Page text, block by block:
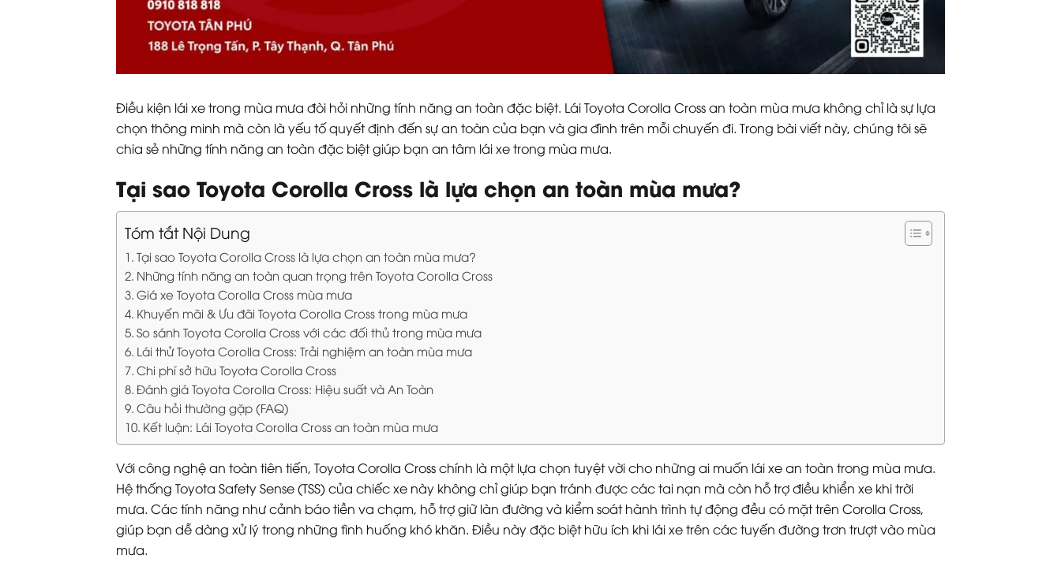
Điều kiện lái xe trong mùa mưa đòi hỏi những tính năng an toàn đặc biệt. Lái Toyota Corolla Cross an toàn mùa mưa không chỉ là sự lựa
chọn thông minh mà còn là yếu tố quyết định đến sự an toàn của bạn và gia đình trên mỗi chuyến đi. Trong bài viết này, chúng tôi sẽ
chia sẻ những tính năng an toàn đặc biệt giúp bạn an tâm lái xe trong mùa mưa.
Tại sao Toyota Corolla Cross là lựa chọn an toàn mùa mưa?
Tóm tắt Nội Dung
Tại sao Toyota Corolla Cross là lựa chọn an toàn mùa mưa?
Những tính năng an toàn quan trọng trên Toyota Corolla Cross
Giá xe Toyota Corolla Cross mùa mưa
Khuyến mãi & Ưu đãi Toyota Corolla Cross trong mùa mưa
So sánh Toyota Corolla Cross với các đối thủ trong mùa mưa
Lái thử Toyota Corolla Cross: Trải nghiệm an toàn mùa mưa
Chi phí sở hữu Toyota Corolla Cross
Đánh giá Toyota Corolla Cross: Hiệu suất và An Toàn
Câu hỏi thường gặp (FAQ)
Kết luận: Lái Toyota Corolla Cross an toàn mùa mưa
Với công nghệ an toàn tiên tiến, Toyota Corolla Cross chính là một lựa chọn tuyệt vời cho những ai muốn lái xe an toàn trong mùa mưa.
Hệ thống Toyota Safety Sense (TSS) của chiếc xe này không chỉ giúp bạn tránh được các tai nạn mà còn hỗ trợ điều khiển xe khi trời
mưa. Các tính năng như cảnh báo tiền va chạm, hỗ trợ giữ làn đường và kiểm soát hành trình tự động đều có mặt trên Corolla Cross,
giúp bạn dễ dàng xử lý trong những tình huống khó khăn. Điều này đặc biệt hữu ích khi lái xe trên các tuyến đường trơn trượt vào mùa
mưa.